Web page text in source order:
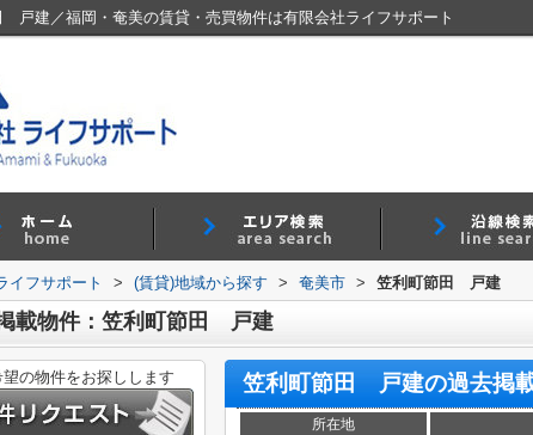
戸建／福岡・奄美の賃貸・売買物件は有限会社ライフサポート
イフサポート > (賃貸)地域から探す > 奄美市 > 笠利町節田 戸建
載物件：笠利町節田 戸建
笠利町節田 戸建の過去掲
所在地
の物件をお探しします